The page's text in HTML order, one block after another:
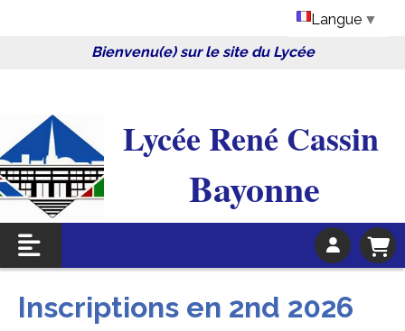
Bienvenu(e) sur le site du Lycée
Lycée René Cassin
Bayonne
Inscriptions en 2nd 2026
Langue ▼